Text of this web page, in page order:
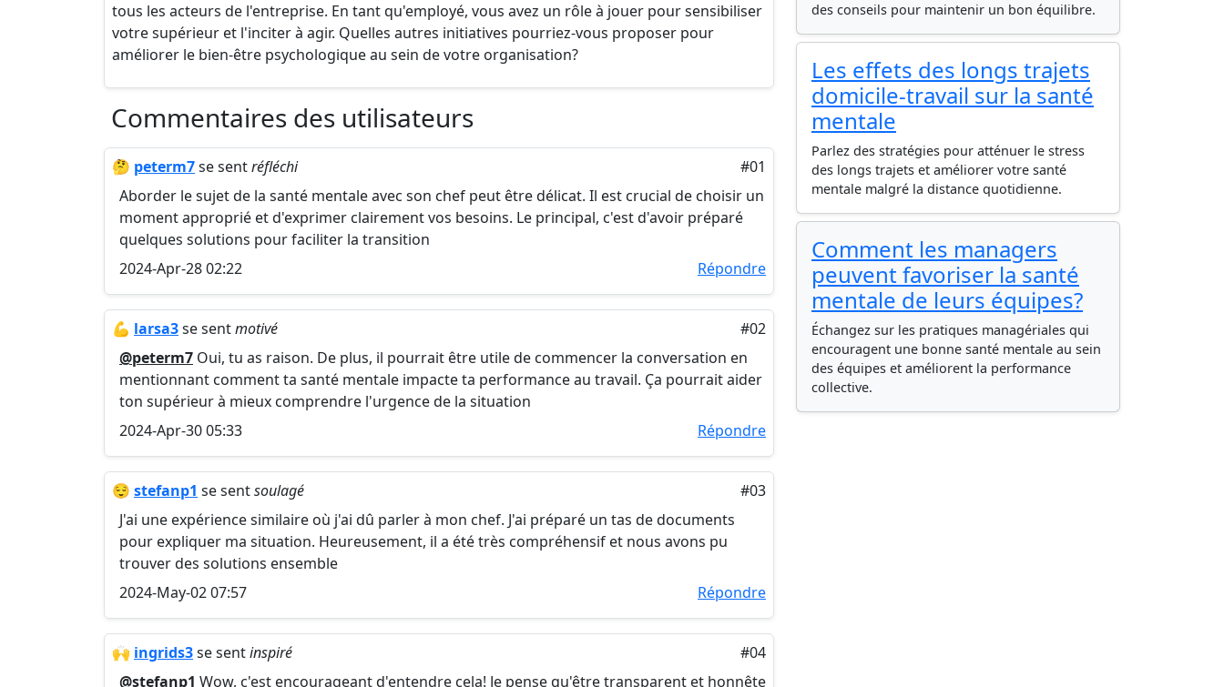
tous les acteurs de l'entreprise. En tant qu'employé, vous avez un rôle à jouer pour sensibiliser
votre supérieur et l'inciter à agir. Quelles autres initiatives pourriez-vous proposer pour
améliorer le bien-être psychologique au sein de votre organisation?
Commentaires des utilisateurs
🤔 peterm7se sentréfléchi
#01
Aborder le sujet de la santé mentale avec son chef peut être délicat. Il est crucial de choisir un
moment approprié et d'exprimer clairement vos besoins. Le principal, c'est d'avoir préparé
quelques solutions pour faciliter la transition
2024-Apr-28 02:22
Répondre
💪 larsa3se sentmotivé
#02
@peterm7 Oui, tu as raison. De plus, il pourrait être utile de commencer la conversation en
mentionnant comment ta santé mentale impacte ta performance au travail. Ça pourrait aider
ton supérieur à mieux comprendre l'urgence de la situation
2024-Apr-30 05:33
Répondre
😌 stefanp1 se sentsoulagé
#03
J'ai une expérience similaire où j'ai dû parler à mon chef. J'ai préparé un tas de documents
pour expliquer ma situation. Heureusement, il a été très compréhensif et nous avons pu
trouver des solutions ensemble
2024-May-02 07:57
Répondre
🙌 ingrids3se sentinspiré
#04
@stefanp1 Wow, c'est encourageant d'entendre cela! Je pense qu'être transparent et honnête
des conseils pour maintenir un bon équilibre.
Les effets des longs trajets
domicile-travail sur la santé
mentale
Parlez des stratégies pour atténuer le stress
des longs trajets et améliorer votre santé
mentale malgré la distance quotidienne.
Comment les managers
peuvent favoriser la santé
mentale de leurs équipes?
Échangez sur les pratiques managériales qui
encouragent une bonne santé mentale au sein
des équipes et améliorent la performance
collective.